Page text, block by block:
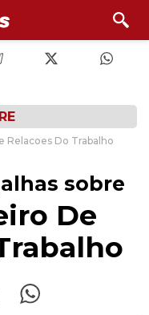
Relacoes Do Trabalho
sobre
De